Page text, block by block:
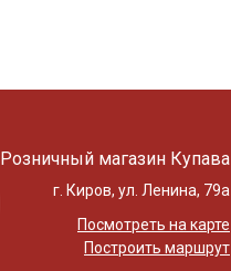
Розничный магазин Купава
г. Киров, ул. Ленина, 79а
Посмотреть на карте
Построить маршрут